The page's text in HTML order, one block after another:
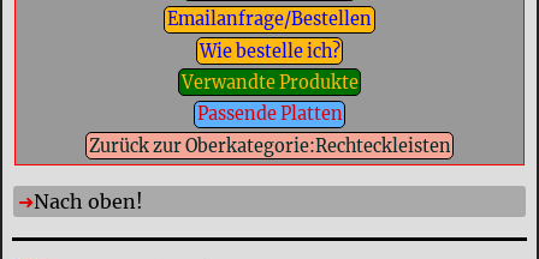
Emailanfrage/Bestellen
Wie bestelle ich?
Verwandte Produkte
Passende Platten
Zurück zur Oberkategorie:Rechteckleisten
Nach oben!